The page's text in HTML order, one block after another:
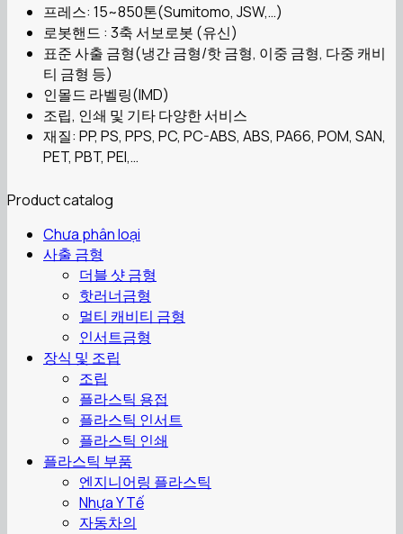
프레스: 15~850톤(Sumitomo, JSW,…)
로봇핸드 : 3축 서보로봇 (유신)
표준 사출 금형(냉간 금형/핫 금형, 이중 금형, 다중 캐비
티 금형 등)
인몰드 라벨링(IMD)
조립, 인쇄 및 기타 다양한 서비스
재질: PP, PS, PPS, PC, PC-ABS, ABS, PA66, POM, SAN,
PET, PBT, PEI,…
Product catalog
Chưa phân loại
사출 금형
더블 샷 금형
핫러너금형
멀티 캐비티 금형
인서트금형
장식 및 조립
조립
플라스틱 용접
플라스틱 인서트
플라스틱 인쇄
플라스틱 부품
엔지니어링 플라스틱
Nhựa Y Tế
자동차의